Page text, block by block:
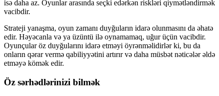
isə daha az. Oyunlar arasında seçki edərkən riskləri qiymətləndirmək
vacibdir.
Strateji yanaşma, oyun zamanı duyğuların idarə olunmasını da əhatə
edir. Həyəcanla və ya üzüntü ilə oynamamaq, uğur üçün vacibdir.
Oyunçular öz duyğularını idarə etməyi öyrənməlidirlər ki, bu da
onların qərar vermə qabiliyyətini artırır və daha müsbət nəticələr əldə
etməyə kömək edir.
Öz sərhədlərinizi bilmək